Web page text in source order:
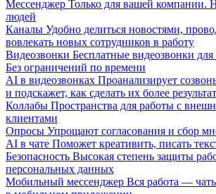
Мессенджер Только для вашей компании.
людей
Каналы Удобно делиться новостями,
вовлекать новых сотрудников в работу
Видеозвонки Бесплатные видеозвонки
Без ограничений по времени
AI в видеозвонках Проанализирует
и подскажет, как сделать их более
Коллабы Пространства для работы с
клиентами
Опросы Упрощают согласования и сбор
AI в чате Поможет креативить, писать
Безопасность Высокая степень защиты
персональных данных
Мобильный мессенджер Вся работа —